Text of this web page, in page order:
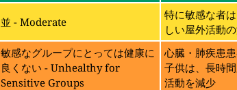
並 - Moderate
特に敏感な者
しい屋外活動
敏感なグループにとっては健康に
良くない - Unhealthy for
Sensitive Groups
心臓・肺疾患
子供は、長時
活動を減少